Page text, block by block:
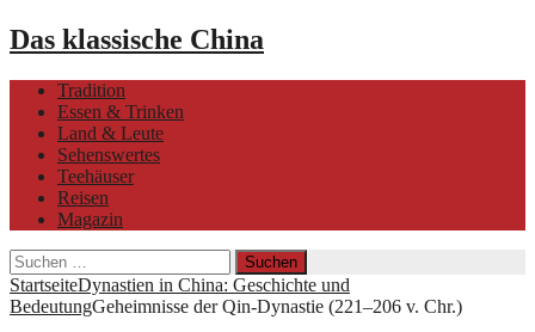
Das klassische China
Tradition
Essen & Trinken
Land & Leute
Sehenswertes
Teehäuser
Reisen
Magazin
Suchen
nach:
StartseiteDynastien in China: Geschichte und
BedeutungGeheimnisse der Qin-Dynastie (221–206 v. Chr.)